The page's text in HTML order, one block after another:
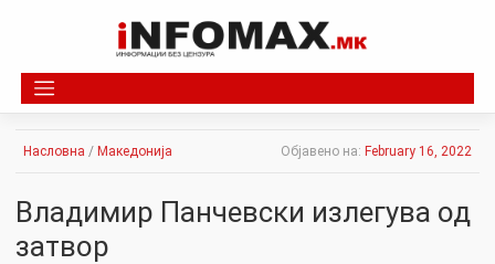
Насловна / Македонија Објавено на: February 16, 2022
Владимир Панчевски излегува од
затвор